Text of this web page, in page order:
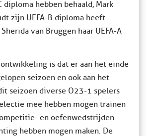
diploma hebben behaald, Mark
zijn UEFA-B diploma heeft
van Bruggen haar UEFA-A
is dat er aan het einde
seizoen en ook aan het
seizoen diverse O23-1 spelers
mee hebben mogen trainen
en oefenwedstrijden
hebben mogen maken. De